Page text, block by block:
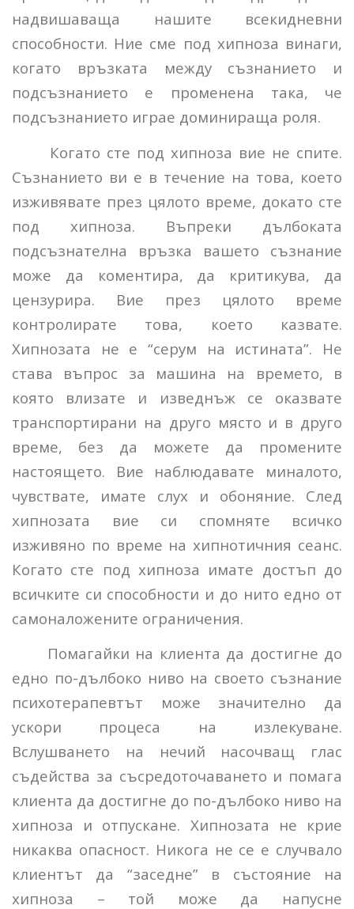
надвишаваща нашите всекидневни
способности. Ние сме под хипноза винаги,
когато връзката между съзнанието и
подсъзнанието е променена така, че
подсъзнанието играе доминираща роля.
Когато сте под хипноза вие не спите.
Съзнанието ви е в течение на това, което
изживявате през цялото време, докато сте
под хипноза. Въпреки дълбоката
подсъзнателна връзка вашето съзнание
може да коментира, да критикува, да
цензурира. Вие през цялото време
контролирате това, което казвате.
Хипнозата не е “серум на истината”. Не
става въпрос за машина на времето, в
която влизате и изведнъж се оказвате
транспортирани на друго място и в друго
време, без да можете да промените
настоящето. Вие наблюдавате миналото,
чувствате, имате слух и обоняние. След
хипнозата вие си спомняте всичко
изживяно по време на хипнотичния сеанс.
Когато сте под хипноза имате достъп до
всичките си способности и до нито едно от
самоналожените ограничения.
Помагайки на клиента да достигне до
едно по-дълбоко ниво на своето съзнание
психотерапевтът може значително да
ускори процеса на излекуване.
Вслушването на нечий насочващ глас
съдейства за съсредоточаването и помага
клиента да достигне до по-дълбоко ниво на
хипноза и отпускане. Хипнозата не крие
никаква опасност. Никога не се е случвало
клиентът да “заседне” в състояние на
хипноза – той може да напусне